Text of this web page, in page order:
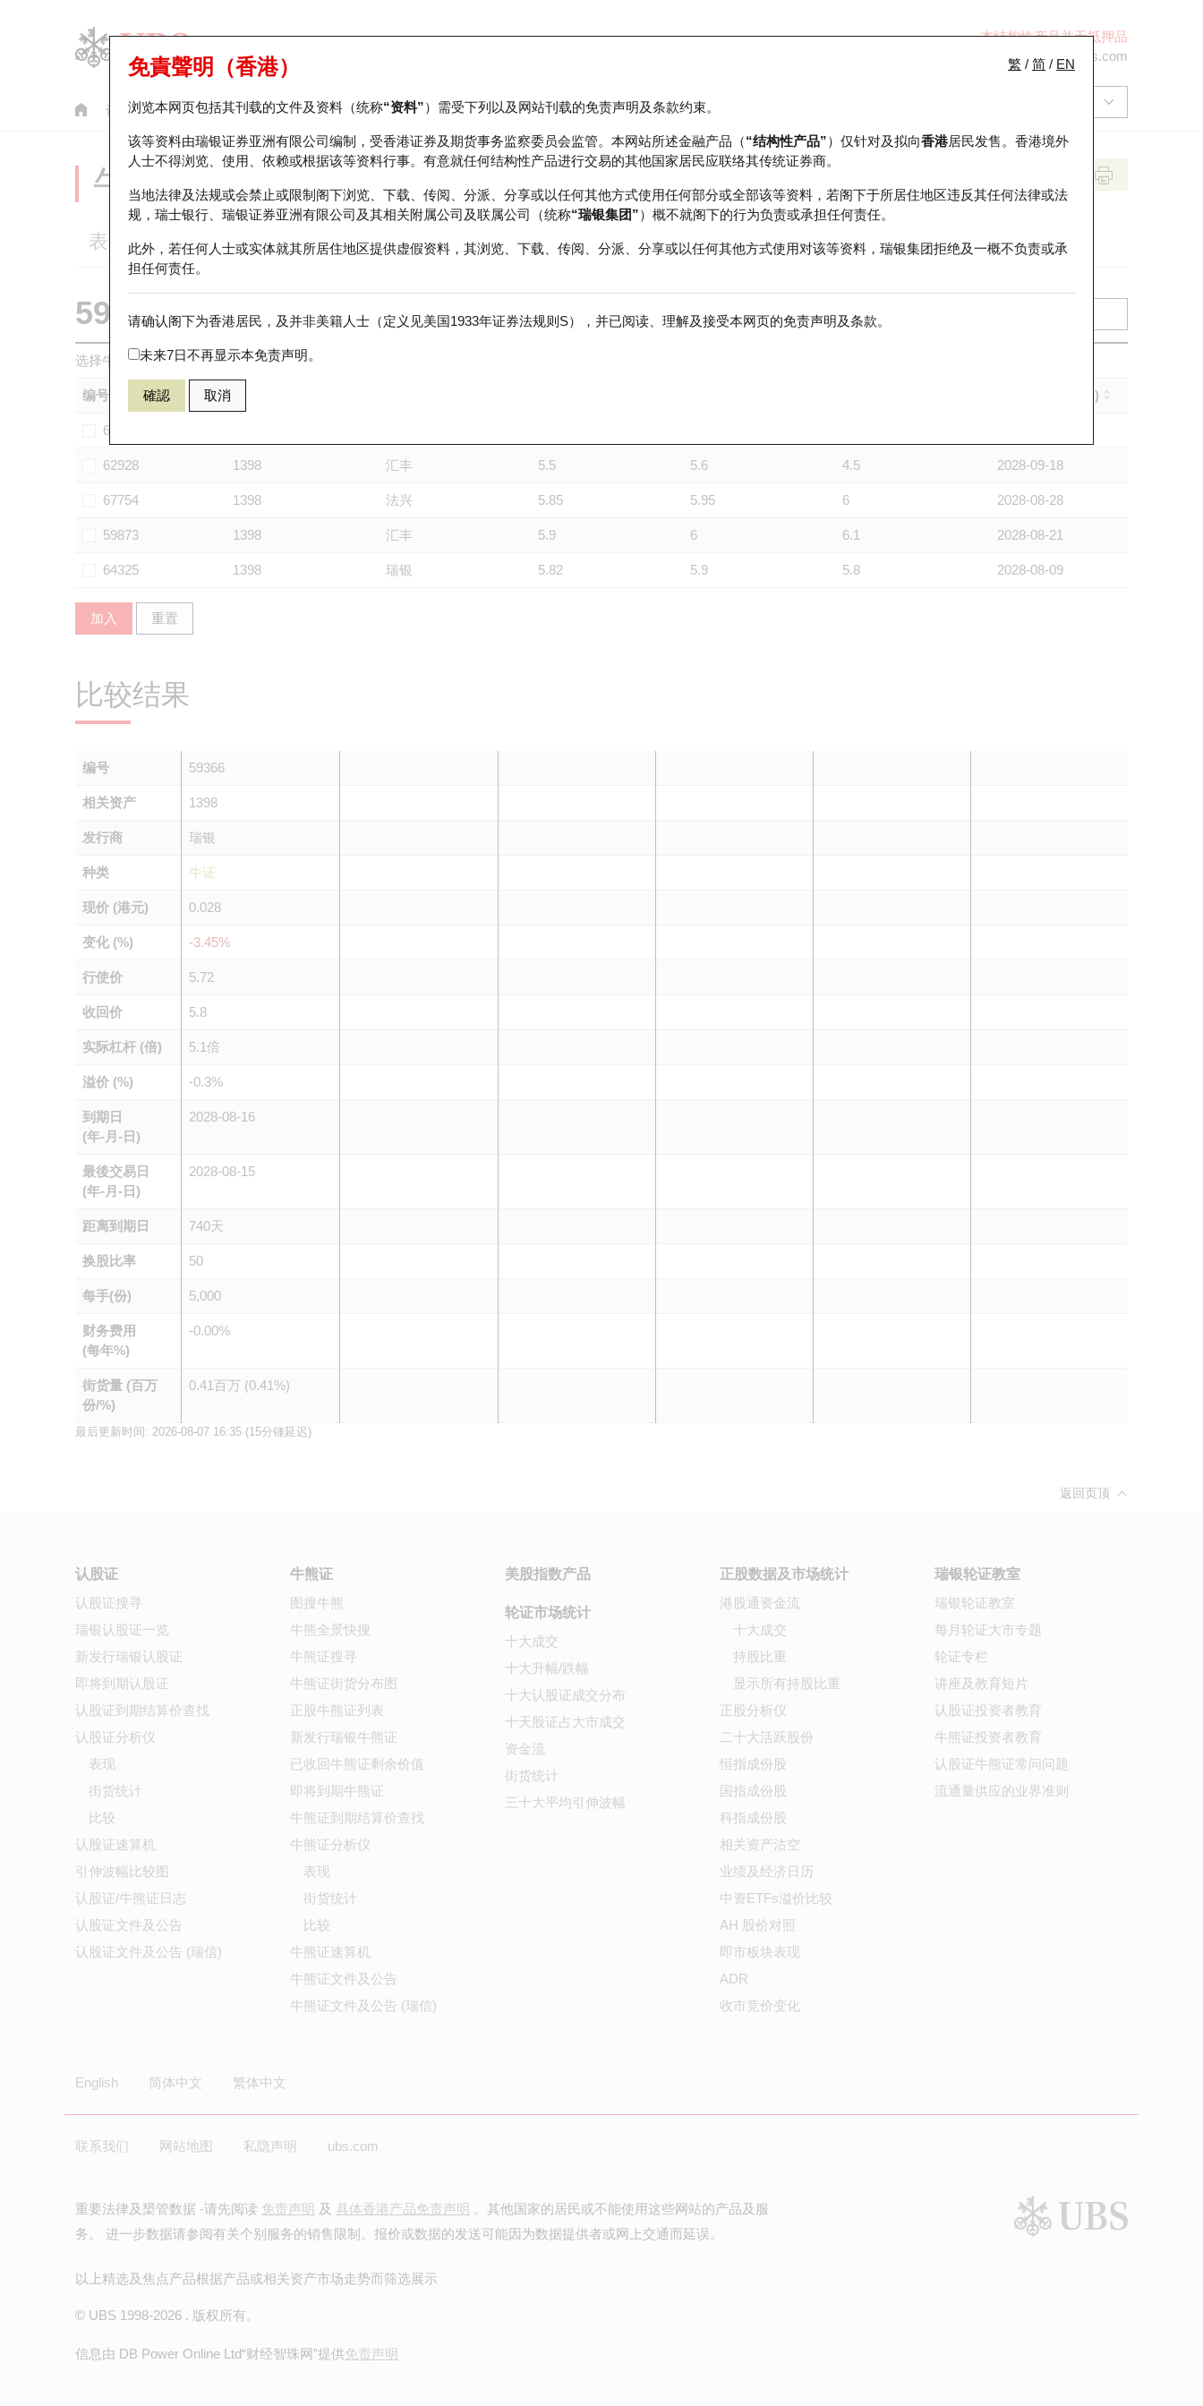
本结构性产品并无抵押品
ol-hkwarrants@ubs.com
认股证 牛熊证 美股指数产品 轮证市场统计 正股数据及市场统计 瑞银轮证教室
繁 / 简 / EN
免責聲明（香港）
浏览本网页包括其刊载的文件及资料（统称“资料”）需受下列以及网站刊载的免责声明及条款约束。
该等资料由瑞银证券亚洲有限公司编制，受香港证券及期货事务监察委员会监管。本网站所述金融产品（“结构性产品”）仅针对及拟向香港居民发售。香港境外
人士不得浏览、使用、依赖或根据该等资料行事。有意就任何结构性产品进行交易的其他国家居民应联络其传统证券商。
当地法律及法规或会禁止或限制阁下浏览、下载、传阅、分派、分享或以任何其他方式使用任何部分或全部该等资料，若阁下于所居住地区违反其任何法律或法
规，瑞士银行、瑞银证券亚洲有限公司及其相关附属公司及联属公司（统称“瑞银集团”）概不就阁下的行为负责或承担任何责任。
此外，若任何人士或实体就其所居住地区提供虚假资料，其浏览、下载、传阅、分派、分享或以任何其他方式使用对该等资料，瑞银集团拒绝及一概不负责或承
担任何责任。
请确认阁下为香港居民，及并非美籍人士（定义见美国1933年证券法规则S），并已阅读、理解及接受本网页的免责声明及条款。
未来7日不再显示本免责声明。
確認 取消
牛熊证分析仪
表现 街货统计 比较
59366 瑞银牛证 1398 工商银行
选择牛熊证作比较 *你可以选择最多五只牛熊证
编号 到期日 (年-月-日)
61578
62928 1398 汇丰 5.5 5.6 4.5 2028-09-18
67754 1398 法兴 5.85 5.95 6 2028-08-28
59873 1398 汇丰 5.9 6 6.1 2028-08-21
64325 1398 瑞银 5.82 5.9 5.8 2028-08-09
加入 重置
比较结果
编号 59366
相关资产 1398
发行商 瑞银
种类 牛证
现价 (港元) 0.028
变化 (%) -3.45%
行使价 5.72
收回价 5.8
实际杠杆 (倍) 5.1倍
溢价 (%) -0.3%
到期日
(年-月-日)
2028-08-16
最後交易日
(年-月-日)
2028-08-15
距离到期日 740天
换股比率 50
每手(份) 5,000
财务费用
(每年%)
-0.00%
街货量 (百万
份/%)
0.41百万 (0.41%)
最后更新时间: 2026-08-07 16:35 (15分锺延迟)
返回页顶
认股证
认股证搜寻
瑞银认股证一览
新发行瑞银认股证
即将到期认股证
认股证到期结算价查找
认股证分析仪
表现
街货统计
比较
认股证速算机
引伸波幅比较图
认股证/牛熊证日志
认股证文件及公告
认股证文件及公告 (瑞信)
牛熊证
图搜牛熊
牛熊全景快搜
牛熊证搜寻
牛熊证街货分布图
正股牛熊证列表
新发行瑞银牛熊证
已收回牛熊证剩余价值
即将到期牛熊证
牛熊证到期结算价查找
牛熊证分析仪
表现
街货统计
比较
牛熊证速算机
牛熊证文件及公告
牛熊证文件及公告 (瑞信)
美股指数产品
轮证市场统计
十大成交
十大升幅/跌幅
十大认股证成交分布
十天股证占大市成交
资金流
街货统计
三十大平均引伸波幅
正股数据及市场统计
港股通资金流
十大成交
持股比重
显示所有持股比重
正股分析仪
二十大活跃股份
恒指成份股
国指成份股
科指成份股
相关资产沽空
业绩及经济日历
中资ETFs溢价比较
AH 股价对照
即市板块表现
ADR
收市竞价变化
瑞银轮证教室
瑞银轮证教室
每月轮证大市专题
轮证专栏
讲座及教育短片
认股证投资者教育
牛熊证投资者教育
认股证牛熊证常问问题
流通量供应的业界准则
English 简体中文 繁体中文
联系我们 网站地图 私隐声明 ubs.com
重要法律及槼管数据 -请先阅读 免责声明 及 具体香港产品免责声明 。其他国家的居民或不能使用这些网站的产品及服
务。 进一步数据请参阅有关个别服务的销售限制。报价或数据的发送可能因为数据提供者或网上交通而延误。
以上精选及焦点产品根据产品或相关资产市场走势而筛选展示
© UBS 1998-2026 . 版权所有。
信息由 DB Power Online Ltd“财经智珠网”提供免责声明